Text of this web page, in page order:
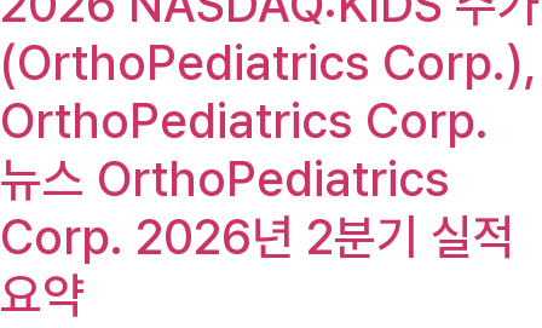
(OrthoPediatrics Corp.),
OrthoPediatrics Corp.
뉴스 OrthoPediatrics
Corp. 2026년 2분기 실적
요약